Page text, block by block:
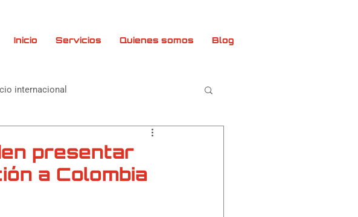
Inicio Servicios Quienes somos Blog
internacional
presentar
a Colombia